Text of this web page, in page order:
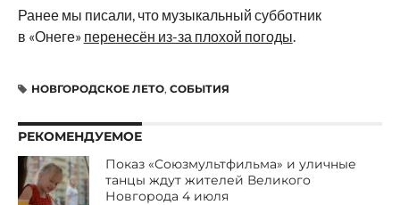
Ранее мы писали, что музыкальный субботник
в «Онеге» перенесён из-за плохой погоды.
НОВГОРОДСКОЕ ЛЕТО, СОБЫТИЯ
РЕКОМЕНДУЕМОЕ
Показ «Союзмультфильма» и уличные
танцы ждут жителей Великого
Новгорода 4 июля